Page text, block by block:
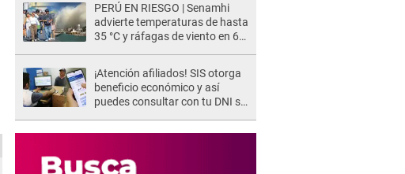
PERÚ EN RIESGO | Senamhi
advierte temperaturas de hasta
35 °C y ráfagas de viento en 6
¡Atención afiliados! SIS otorga
beneficio económico y así
puedes consultar con tu DNI si